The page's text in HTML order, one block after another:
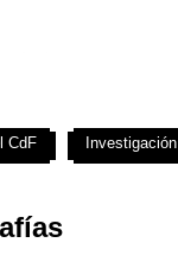
CdF Investigación